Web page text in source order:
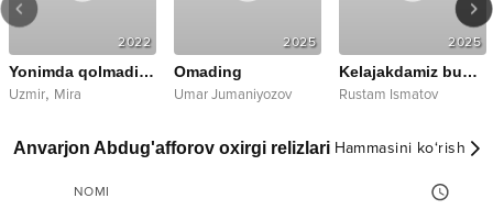
2022
Yonimda qolmading
Uzmir, Mira
2025
Omading
Umar Jumaniyozov
2025
Kelajakdamiz bugun
Rustam Ismatov
Anvarjon Abdug'afforov oxirgi relizlari Hammasini ko‘rish
NOMI